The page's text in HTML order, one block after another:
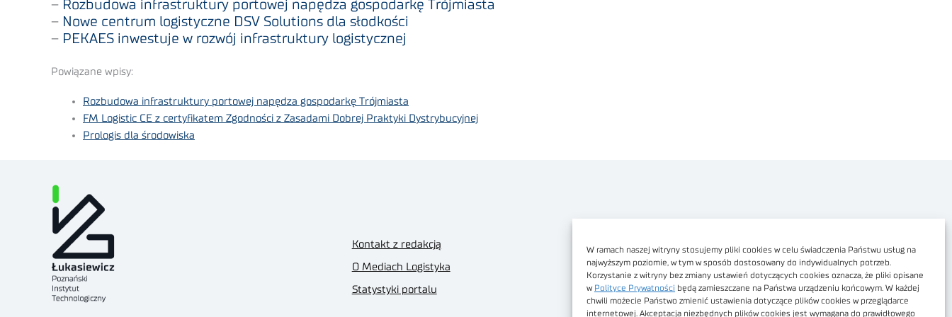
W ramach naszej witryny stosujemy pliki cookies w celu świadczenia Państwu usług na
najwyższym poziomie, w tym w sposób dostosowany do indywidualnych potrzeb.
Korzystanie z witryny bez zmiany ustawień dotyczących cookies oznacza, że pliki opisane
w Polityce Prywatności będą zamieszczane na Państwa urządzeniu końcowym. W każdej
chwili możecie Państwo zmienić ustawienia dotyczące plików cookies w przeglądarce
internetowej. Akceptacja niezbędnych plików cookies jest wymagana do prawidłowego
– Rozbudowa infrastruktury portowej napędza gospodarkę Trójmiasta
– Nowe centrum logistyczne DSV Solutions dla słodkości
– PEKAES inwestuje w rozwój infrastruktury logistycznej
Powiązane wpisy:
Rozbudowa infrastruktury portowej napędza gospodarkę Trójmiasta
FM Logistic CE z certyfikatem Zgodności z Zasadami Dobrej Praktyki Dystrybucyjnej
Prologis dla środowiska
Kontakt z redakcją
O Mediach Logistyka
Statystyki portalu
Dostępność cyfrowa
Regulamin Portalu
Regulamin sklepu